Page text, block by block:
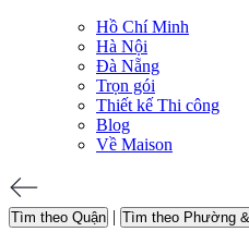
Hồ Chí Minh
Hà Nội
Đà Nẵng
Trọn gói
Thiết kế Thi công
Blog
Về Maison
Tìm theo Quận | Tìm theo Phường